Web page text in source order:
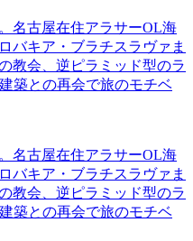
名古屋在住アラサーOL海
バキア・ブラチスラヴァま
教会、逆ピラミッド型のラ
築との再会で旅のモチベ
名古屋在住アラサーOL海
バキア・ブラチスラヴァま
教会、逆ピラミッド型のラ
築との再会で旅のモチベ